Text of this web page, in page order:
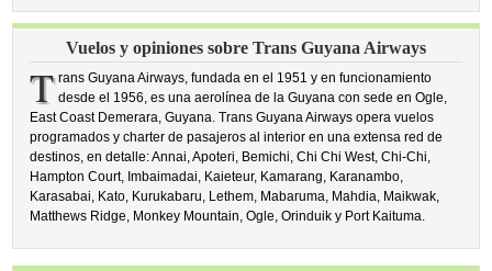
Vuelos y opiniones sobre Trans Guyana Airways
T rans Guyana Airways, fundada en el 1951 y en funcionamiento
desde el 1956, es una aerolínea de la Guyana con sede en Ogle,
East Coast Demerara, Guyana. Trans Guyana Airways opera vuelos
programados y charter de pasajeros al interior en una extensa red de
destinos, en detalle: Annai, Apoteri, Bemichi, Chi Chi West, Chi-Chi,
Hampton Court, Imbaimadai, Kaieteur, Kamarang, Karanambo,
Karasabai, Kato, Kurukabaru, Lethem, Mabaruma, Mahdia, Maikwak,
Matthews Ridge, Monkey Mountain, Ogle, Orinduik y Port Kaituma.